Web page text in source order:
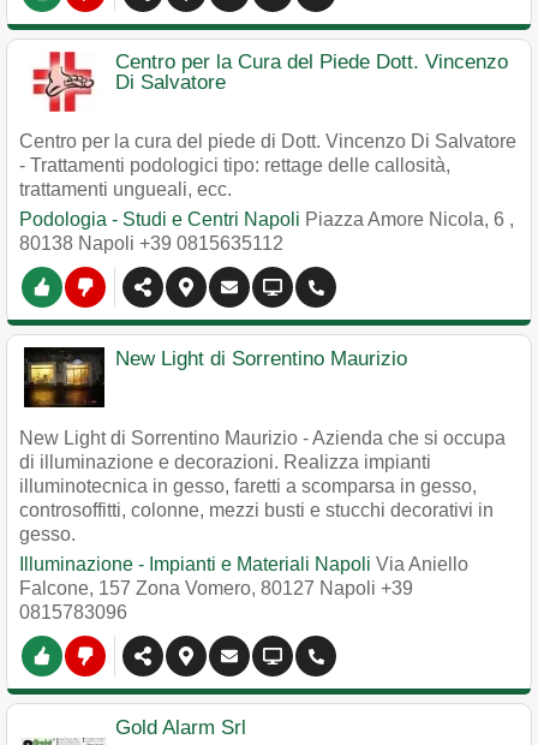
Centro per la Cura del Piede Dott. Vincenzo
Di Salvatore
Centro per la cura del piede di Dott. Vincenzo Di Salvatore
- Trattamenti podologici tipo: rettage delle callosità,
trattamenti ungueali, ecc.
Podologia - Studi e Centri Napoli Piazza Amore Nicola, 6 ,
80138 Napoli +39 0815635112
New Light di Sorrentino Maurizio
New Light di Sorrentino Maurizio - Azienda che si occupa
di illuminazione e decorazioni. Realizza impianti
illuminotecnica in gesso, faretti a scomparsa in gesso,
controsoffitti, colonne, mezzi busti e stucchi decorativi in
gesso.
Illuminazione - Impianti e Materiali Napoli Via Aniello
Falcone, 157 Zona Vomero, 80127 Napoli +39
0815783096
Gold Alarm Srl